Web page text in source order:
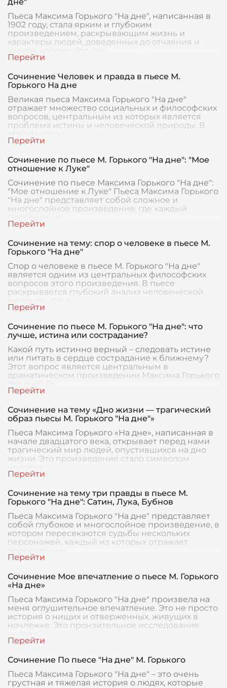
Пьеса Максима Горького "На дне", написанная в
1902 году, стала ярким и глубоким
произведением, раскрывающим жизнь и
характеры людей, доведенных до отчаяния и
утраты надежд. Это одн
Сочинение Человек и правда в пьесе М.
Горького На дне
Великая пьеса Максима Горького "На дне"
отражает множество социальных и философских
вопросов, центральным из которых является
проблема истины и человеческой природы. В
Сочинение по пьесе М. Горького "На дне": "Мое
отношение к Луке"
Сочинение по пьесе Максима Горького "На дне":
"Мое отношение к Луке" Пьеса Максима Горького
"На дне" представляет собой сложное и
многослойное произведение, где каждый
Сочинение на тему: спор о человеке в пьесе М.
Горького "На дне"
Спор о человеке в пьесе М. Горького "На дне"
является одним из центральных философских
вопросов этого произведения. В пьесе
раскрывается глубокий анализ человеческой
Сочинение по пьесе М. Горького "На дне": что
лучше, истина или сострадание?
Какой путь истинно верный – следовать истине
или питать в сердце сострадание к ближнему?
Этот вопрос является центральным в
драматическом произведении Максима Горького
"На дне". Ге
Сочинение на тему «Дно жизни — трагический
образ пьесы М. Горького "На дне"»
Пьеса Максима Горького «На дне», написанная в
начале двадцатого века, открывает перед нами
трагический мир людей, опустившихся на дно
жизни. Это произведение стало символом
Сочинение на тему три правды в пьесе М.
Горького "На дне": Сатин, Лука, Бубнов
Пьеса Максима Горького "На дне" представляет
собой глубокое и многослойное произведение, в
котором пересекаются судьбы нескольких
персонажей, каждый из которых отражает
Сочинение Мое впечатление о пьесе М. Горького
«На дне»
Пьеса Максима Горького "На дне" произвела на
меня оглушительное впечатление. Это не просто
история о нищих и отверженных, живущих в
ночлежке. Это пронзительное исследование
Сочинение По пьесе "На дне" М. Горького
Пьеса Максима Горького "На дне" – это очень
грустная и тяжелая история о людях, которые